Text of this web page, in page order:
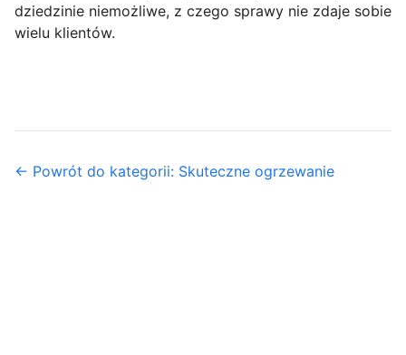
dziedzinie niemożliwe, z czego sprawy nie zdaje sobie
wielu klientów.
← Powrót do kategorii: Skuteczne ogrzewanie